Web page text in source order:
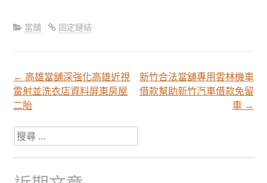
當舖 固定鏈結
文
章
分
← 高雄當舖深強化高雄近視
雷射並洗衣店資料屏東房屋
二胎
新竹合法當舖專用雲林機車
借款幫助新竹汽車借款免留
車 →
搜
尋
關
於：